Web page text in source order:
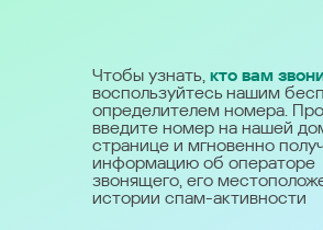
Чтобы узнать, кто вам
воспользуйтесь нашим
определителем номера.
введите номер на нашей
странице и мгновенно
информацию об операторе
звонящего, его
истории спам-активности